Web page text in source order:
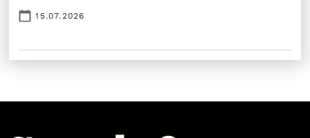
15.07.2026